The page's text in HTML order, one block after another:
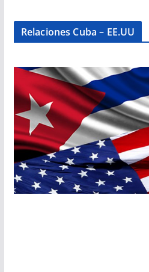
Relaciones Cuba – EE.UU